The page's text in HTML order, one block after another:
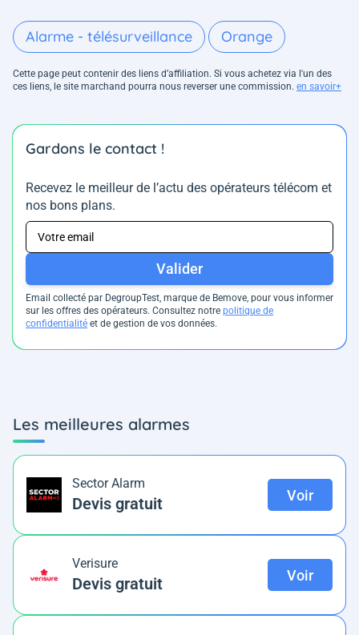
Alarme - télésurveillance Orange
Cette page peut contenir des liens d’affiliation. Si vous achetez via l'un des
ces liens, le site marchand pourra nous reverser une commission. en savoir+
Gardons le contact !
Recevez le meilleur de l’actu des opérateurs télécom et
nos bons plans.
Valider
Email collecté par DegroupTest, marque de Bemove, pour vous informer
sur les offres des opérateurs. Consultez notre politique de
confidentialité et de gestion de vos données.
Les meilleures alarmes
Sector Alarm
Devis gratuit Voir
Verisure
Devis gratuit Voir